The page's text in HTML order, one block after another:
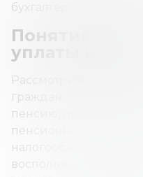
бухгалтерского учета.
Понятие
уплаты
Рассмотрим на
граждан
пенсию,
пенсионных планов с
налогообложением,
воспользоваться